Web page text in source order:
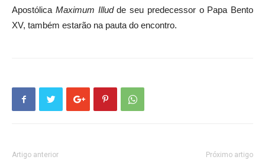
Apostólica Maximum Illudde seu predecessor o Papa Bento
XV, também estarão na pauta do encontro.
Artigo anterior Próximo artigo